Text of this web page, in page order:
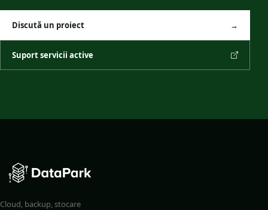
Discută un proiect →
Suport servicii active
Cloud, backup, stocare